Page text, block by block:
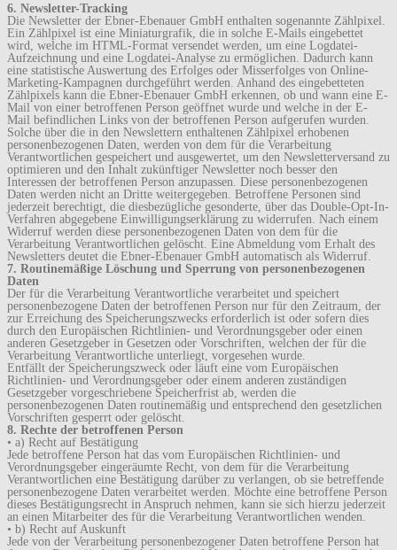
6. Newsletter-Tracking
Die Newsletter der Ebner-Ebenauer GmbH enthalten sogenannte Zählpixel.
Ein Zählpixel ist eine Miniaturgrafik, die in solche E-Mails eingebettet
wird, welche im HTML-Format versendet werden, um eine Logdatei-
Aufzeichnung und eine Logdatei-Analyse zu ermöglichen. Dadurch kann
eine statistische Auswertung des Erfolges oder Misserfolges von Online-
Marketing-Kampagnen durchgeführt werden. Anhand des eingebetteten
Zählpixels kann die Ebner-Ebenauer GmbH erkennen, ob und wann eine E-
Mail von einer betroffenen Person geöffnet wurde und welche in der E-
Mail befindlichen Links von der betroffenen Person aufgerufen wurden.
Solche über die in den Newslettern enthaltenen Zählpixel erhobenen
personenbezogenen Daten, werden von dem für die Verarbeitung
Verantwortlichen gespeichert und ausgewertet, um den Newsletterversand zu
optimieren und den Inhalt zukünftiger Newsletter noch besser den
Interessen der betroffenen Person anzupassen. Diese personenbezogenen
Daten werden nicht an Dritte weitergegeben. Betroffene Personen sind
jederzeit berechtigt, die diesbezügliche gesonderte, über das Double-Opt-In-
Verfahren abgegebene Einwilligungserklärung zu widerrufen. Nach einem
Widerruf werden diese personenbezogenen Daten von dem für die
Verarbeitung Verantwortlichen gelöscht. Eine Abmeldung vom Erhalt des
Newsletters deutet die Ebner-Ebenauer GmbH automatisch als Widerruf.
7. Routinemäßige Löschung und Sperrung von personenbezogenen
Daten
Der für die Verarbeitung Verantwortliche verarbeitet und speichert
personenbezogene Daten der betroffenen Person nur für den Zeitraum, der
zur Erreichung des Speicherungszwecks erforderlich ist oder sofern dies
durch den Europäischen Richtlinien- und Verordnungsgeber oder einen
anderen Gesetzgeber in Gesetzen oder Vorschriften, welchen der für die
Verarbeitung Verantwortliche unterliegt, vorgesehen wurde.
Entfällt der Speicherungszweck oder läuft eine vom Europäischen
Richtlinien- und Verordnungsgeber oder einem anderen zuständigen
Gesetzgeber vorgeschriebene Speicherfrist ab, werden die
personenbezogenen Daten routinemäßig und entsprechend den gesetzlichen
Vorschriften gesperrt oder gelöscht.
8. Rechte der betroffenen Person
• a) Recht auf Bestätigung
Jede betroffene Person hat das vom Europäischen Richtlinien- und
Verordnungsgeber eingeräumte Recht, von dem für die Verarbeitung
Verantwortlichen eine Bestätigung darüber zu verlangen, ob sie betreffende
personenbezogene Daten verarbeitet werden. Möchte eine betroffene Person
dieses Bestätigungsrecht in Anspruch nehmen, kann sie sich hierzu jederzeit
an einen Mitarbeiter des für die Verarbeitung Verantwortlichen wenden.
• b) Recht auf Auskunft
Jede von der Verarbeitung personenbezogener Daten betroffene Person hat